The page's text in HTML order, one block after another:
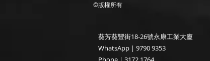
©版權所有
​葵芳葵豐街18-26號永康工業大廈
WhatsApp | 9790 9353